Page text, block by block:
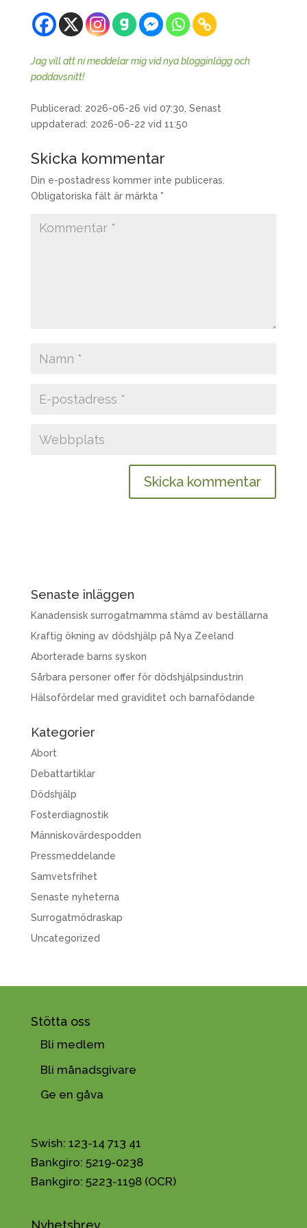
Jag vill att ni meddelar mig vid nya blogginlägg och
poddavsnitt!
Publicerad: 2026-06-26 vid 07:30, Senast
uppdaterad: 2026-06-22 vid 11:50
Skicka kommentar
Din e-postadress kommer inte publiceras.
Obligatoriska fält är märkta *
Senaste inläggen
Kanadensisk surrogatmamma stämd av beställarna
Kraftig ökning av dödshjälp på Nya Zeeland
Aborterade barns syskon
Sårbara personer offer för dödshjälpsindustrin
Hälsofördelar med graviditet och barnafödande
Kategorier
Abort
Debattartiklar
Dödshjälp
Fosterdiagnostik
Människovärdespodden
Pressmeddelande
Samvetsfrihet
Senaste nyheterna
Surrogatmödraskap
Uncategorized
Stötta oss
Bli medlem
Bli månadsgivare
Ge en gåva
Swish: 123-14 713 41
Bankgiro: 5219-0238
Bankgiro: 5223-1198 (OCR)
Nyhetsbrev